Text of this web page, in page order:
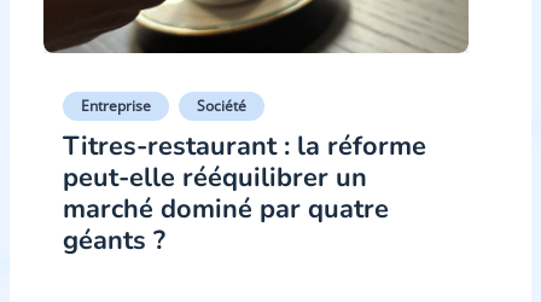
Entreprise Société
Titres-restaurant : la réforme
peut-elle rééquilibrer un
marché dominé par quatre
géants ?